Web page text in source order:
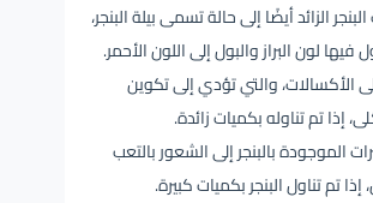
الزائد أيضًا إلى حالة تسمى بيلة البنجر،
لون البراز والبول إلى اللون الأحمر.
الأكسالات، والتي تؤدي إلى تكوين
إذا تم تناوله بكميات زائدة.
الموجودة بالبنجر إلى الشعور بالتعب
تم تناول البنجر بكميات كبيرة.